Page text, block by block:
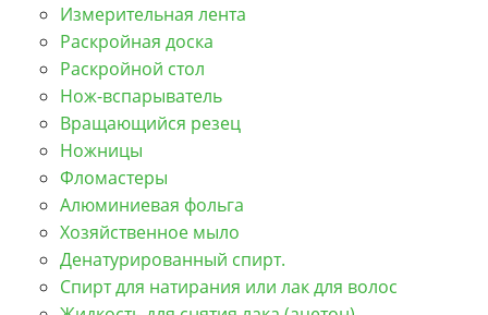
Измерительная лента
Раскройная доска
Раскройной стол
Нож-вспарыватель
Вращающийся резец
Ножницы
Фломастеры
Алюминиевая фольга
Хозяйственное мыло
Денатурированный спирт.
Спирт для натирания или лак для волос